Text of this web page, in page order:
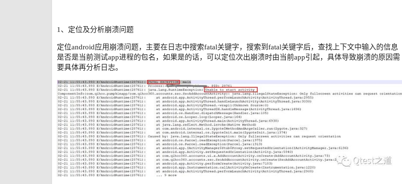
1、定位及分析崩溃问题
定位android应用崩溃问题，主要在日志中搜索fatal关键字，搜索到fatal关键字后，查找上下文中输入的信息
是否是当前测试app进程的包名，如果是的话，可以定位次出崩溃时由当前app引起，具体导致崩溃的原因需
要具体再分析日志。